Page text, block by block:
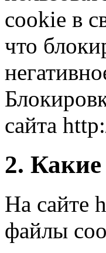
cookie в
что
сайта
2.
На сайте
файлы